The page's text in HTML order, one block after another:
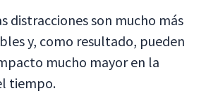
distracciones son mucho más
y, como resultado, pueden
mucho mayor en la
tiempo.